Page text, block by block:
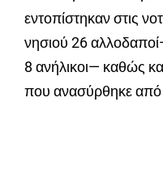
εντοπίστηκαν στις
νησιού 26
8 ανήλικοι— καθώς
που ανασύρθηκε